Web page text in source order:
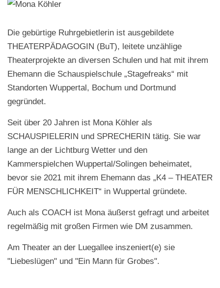
Die gebürtige Ruhrgebietlerin ist ausgebildete
THEATERPÄDAGOGIN (BuT), leitete unzählige
Theaterprojekte an diversen Schulen und hat mit ihrem
Ehemann die Schauspielschule „Stagefreaks“ mit
Standorten Wuppertal, Bochum und Dortmund
gegründet.
Seit über 20 Jahren ist Mona Köhler als
SCHAUSPIELERIN und SPRECHERIN tätig. Sie war
lange an der Lichtburg Wetter und den
Kammerspielchen Wuppertal/Solingen beheimatet,
bevor sie 2021 mit ihrem Ehemann das „K4 – THEATER
FÜR MENSCHLICHKEIT“ in Wuppertal gründete.
Auch als COACH ist Mona äußerst gefragt und arbeitet
regelmäßig mit großen Firmen wie DM zusammen.
Am Theater an der Luegallee inszeniert(e) sie
"Liebeslügen" und "Ein Mann für Grobes".